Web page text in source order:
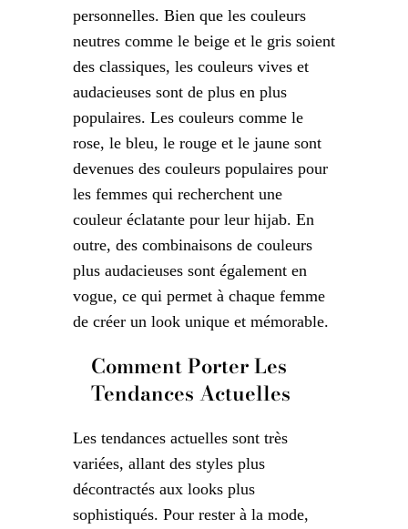
personnelles. Bien que les couleurs
neutres comme le beige et le gris soient
des classiques, les couleurs vives et
audacieuses sont de plus en plus
populaires. Les couleurs comme le
rose, le bleu, le rouge et le jaune sont
devenues des couleurs populaires pour
les femmes qui recherchent une
couleur éclatante pour leur hijab. En
outre, des combinaisons de couleurs
plus audacieuses sont également en
vogue, ce qui permet à chaque femme
de créer un look unique et mémorable.
Comment Porter Les
Tendances Actuelles
Les tendances actuelles sont très
variées, allant des styles plus
décontractés aux looks plus
sophistiqués. Pour rester à la mode,